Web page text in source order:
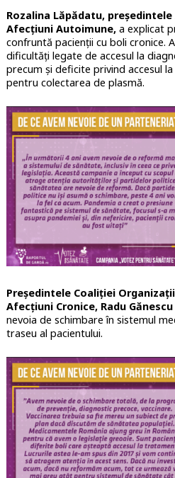
Rozalina Lăpădatu,
Afecțiuni Autoimune, a explicat
confruntă pacienții cu boli cronice.
dificultăți legate de accesul la
precum și deficite privind accesul
pentru colectarea de plasmă.
Președintele Coaliției
Afecțiuni Cronice, Radu Gănescu
nevoia de schimbare în sistemul
traseu al pacientului.